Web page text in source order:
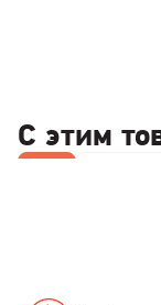
С этим